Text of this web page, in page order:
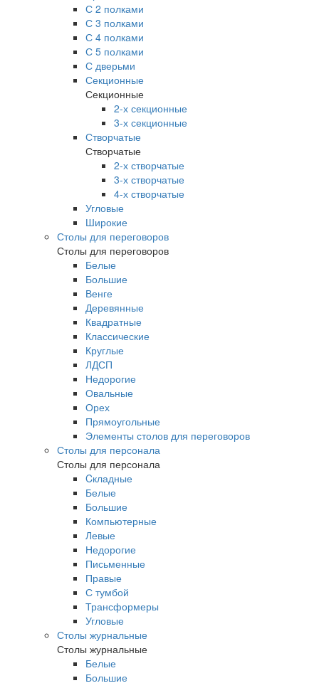
С 2 полками
С 3 полками
С 4 полками
С 5 полками
С дверьми
Секционные
Секционные
2-х секционные
3-х секционные
Створчатые
Створчатые
2-х створчатые
3-х створчатые
4-х створчатые
Угловые
Широкие
Столы для переговоров
Столы для переговоров
Белые
Большие
Венге
Деревянные
Квадратные
Классические
Круглые
ЛДСП
Недорогие
Овальные
Орех
Прямоугольные
Элементы столов для переговоров
Столы для персонала
Столы для персонала
Cкладные
Белые
Большие
Компьютерные
Левые
Недорогие
Письменные
Правые
С тумбой
Трансформеры
Угловые
Столы журнальные
Столы журнальные
Белые
Большие